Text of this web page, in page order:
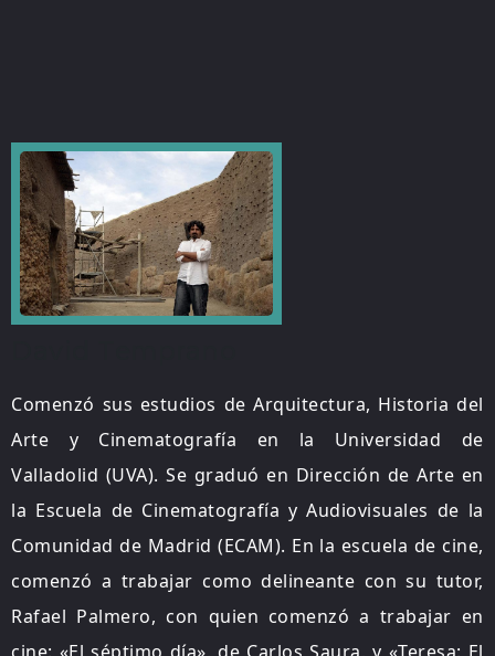
Comenzó sus estudios de Arquitectura, Historia del
Arte y Cinematografía en la Universidad de
Valladolid (UVA). Se graduó en Dirección de Arte en
la Escuela de Cinematografía y Audiovisuales de la
Comunidad de Madrid (ECAM). En la escuela de cine,
comenzó a trabajar como delineante con su tutor,
Rafael Palmero, con quien comenzó a trabajar en